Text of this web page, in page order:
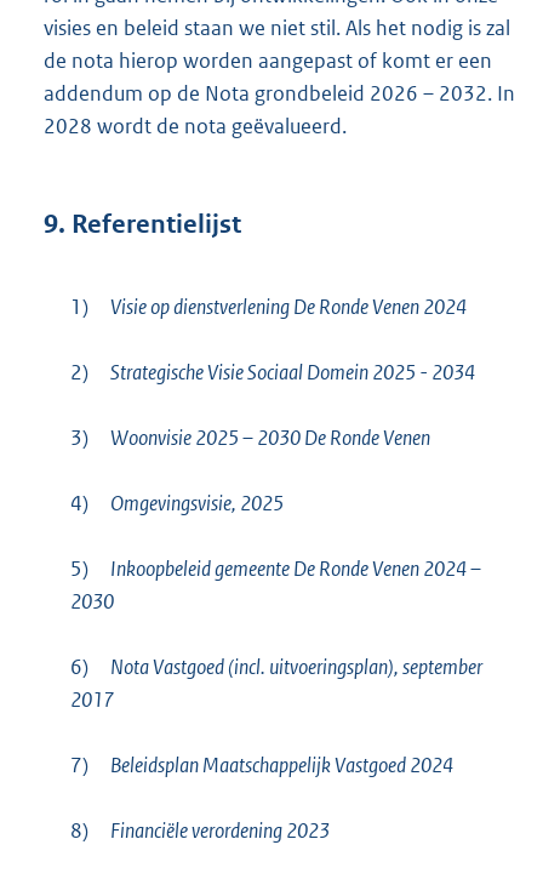
visies en beleid staan we niet stil. Als het nodig is zal
de nota hierop worden aangepast of komt er een
addendum op de Nota grondbeleid 2026 – 2032. In
2028 wordt de nota geëvalueerd.
9. Referentielijst
1) Visie op dienstverlening De Ronde Venen 2024
2) Strategische Visie Sociaal Domein 2025 - 2034
3) Woonvisie 2025 – 2030 De Ronde Venen
4) Omgevingsvisie, 2025
5)
Inkoopbeleid gemeente De Ronde Venen 2024 –
2030
6)
Nota Vastgoed (incl. uitvoeringsplan), september
2017
7) Beleidsplan Maatschappelijk Vastgoed 2024
8) Financiële verordening 2023